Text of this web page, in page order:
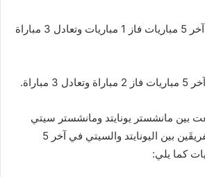
– مانشستر يونايتد في آخر 5 مباريات فاز 1 مباريات وتعادل 3 مباراة
بين مانشستر يونايتد ومانشستر سيتي
سجلّ المباريات بين الفريقَين بين اليونايتد والسيتي في آخر 5
كما يلي: